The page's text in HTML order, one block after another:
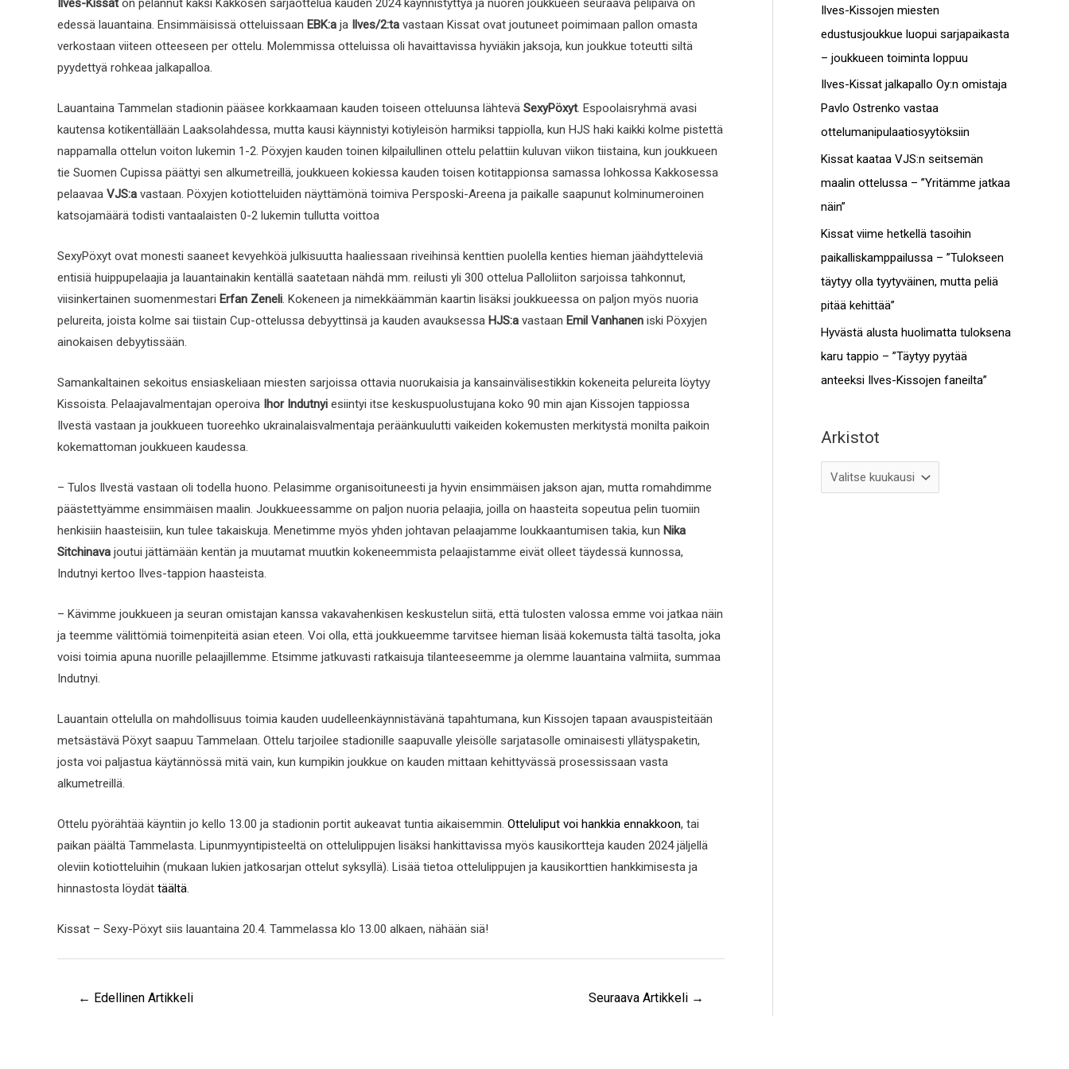
Ilves-Kissaton pelannut kaksi Kakkosen sarjaottelua kauden 2024 käynnistyttyä ja nuoren joukkueen seuraava pelipäivä on
edessä lauantaina. Ensimmäisissä otteluissaan EBK:a ja Ilves/2:ta vastaan Kissat ovat joutuneet poimimaan pallon omasta
verkostaan viiteen otteeseen per ottelu. Molemmissa otteluissa oli havaittavissa hyviäkin jaksoja, kun joukkue toteutti siltä
pyydettyä rohkeaa jalkapalloa.
Lauantaina Tammelan stadionin pääsee korkkaamaan kauden toiseen otteluunsa lähtevä SexyPöxyt. Espoolaisryhmä avasi
kautensa kotikentällään Laaksolahdessa, mutta kausi käynnistyi kotiyleisön harmiksi tappiolla, kun HJS haki kaikki kolme pistettä
nappamalla ottelun voiton lukemin 1-2. Pöxyjen kauden toinen kilpailullinen ottelu pelattiin kuluvan viikon tiistaina, kun joukkueen
tie Suomen Cupissa päättyi sen alkumetreillä, joukkueen kokiessa kauden toisen kotitappionsa samassa lohkossa Kakkosessa
pelaavaa VJS:a vastaan. Pöxyjen kotiotteluiden näyttämönä toimiva Persposki-Areena ja paikalle saapunut kolminumeroinen
katsojamäärä todisti vantaalaisten 0-2 lukemin tullutta voittoa
SexyPöxyt ovat monesti saaneet kevyehköä julkisuutta haaliessaan riveihinsä kenttien puolella kenties hieman jäähdytteleviä
entisiä huippupelaajia ja lauantainakin kentällä saatetaan nähdä mm. reilusti yli 300 ottelua Palloliiton sarjoissa tahkonnut,
viisinkertainen suomenmestari Erfan Zeneli. Kokeneen ja nimekkäämmän kaartin lisäksi joukkueessa on paljon myös nuoria
pelureita, joista kolme sai tiistain Cup-ottelussa debyyttinsä ja kauden avauksessa HJS:a vastaan Emil Vanhanen iski Pöxyjen
ainokaisen debyytissään.
Samankaltainen sekoitus ensiaskeliaan miesten sarjoissa ottavia nuorukaisia ja kansainvälisestikkin kokeneita pelureita löytyy
Kissoista. Pelaajavalmentajan operoiva Ihor Indutnyi esiintyi itse keskuspuolustujana koko 90 min ajan Kissojen tappiossa
Ilvestä vastaan ja joukkueen tuoreehko ukrainalaisvalmentaja peräänkuulutti vaikeiden kokemusten merkitystä monilta paikoin
kokemattoman joukkueen kaudessa.
– Tulos Ilvestä vastaan oli todella huono. Pelasimme organisoituneesti ja hyvin ensimmäisen jakson ajan, mutta romahdimme
päästettyämme ensimmäisen maalin. Joukkueessamme on paljon nuoria pelaajia, joilla on haasteita sopeutua pelin tuomiin
henkisiin haasteisiin, kun tulee takaiskuja. Menetimme myös yhden johtavan pelaajamme loukkaantumisen takia, kun Nika
Sitchinava joutui jättämään kentän ja muutamat muutkin kokeneemmista pelaajistamme eivät olleet täydessä kunnossa,
Indutnyi kertoo Ilves-tappion haasteista.
– Kävimme joukkueen ja seuran omistajan kanssa vakavahenkisen keskustelun siitä, että tulosten valossa emme voi jatkaa näin
ja teemme välittömiä toimenpiteitä asian eteen. Voi olla, että joukkueemme tarvitsee hieman lisää kokemusta tältä tasolta, joka
voisi toimia apuna nuorille pelaajillemme. Etsimme jatkuvasti ratkaisuja tilanteeseemme ja olemme lauantaina valmiita, summaa
Indutnyi.
Lauantain ottelulla on mahdollisuus toimia kauden uudelleenkäynnistävänä tapahtumana, kun Kissojen tapaan avauspisteitään
metsästävä Pöxyt saapuu Tammelaan. Ottelu tarjoilee stadionille saapuvalle yleisölle sarjatasolle ominaisesti yllätyspaketin,
josta voi paljastua käytännössä mitä vain, kun kumpikin joukkue on kauden mittaan kehittyvässä prosessissaan vasta
alkumetreillä.
Ottelu pyörähtää käyntiin jo kello 13.00 ja stadionin portit aukeavat tuntia aikaisemmin. Otteluliput voi hankkia ennakkoon, tai
paikan päältä Tammelasta. Lipunmyyntipisteeltä on ottelulippujen lisäksi hankittavissa myös kausikortteja kauden 2024 jäljellä
oleviin kotiotteluihin (mukaan lukien jatkosarjan ottelut syksyllä). Lisää tietoa ottelulippujen ja kausikorttien hankkimisesta ja
hinnastosta löydät täältä.
Kissat – Sexy-Pöxyt siis lauantaina 20.4. Tammelassa klo 13.00 alkaen, nähään siä!
← Edellinen Artikkeli Seuraava Artikkeli →
c
h
f
o
r
Ilves-Kissojen miesten
edustusjoukkue luopui sarjapaikasta
– joukkueen toiminta loppuu
Ilves-Kissat jalkapallo Oy:n omistaja
Pavlo Ostrenko vastaa
ottelumanipulaatiosyytöksiin
Kissat kaataa VJS:n seitsemän
maalin ottelussa – ”Yritämme jatkaa
näin”
Kissat viime hetkellä tasoihin
paikalliskamppailussa – ”Tulokseen
täytyy olla tyytyväinen, mutta peliä
pitää kehittää”
Hyvästä alusta huolimatta tuloksena
karu tappio – ”Täytyy pyytää
anteeksi Ilves-Kissojen faneilta”
Arkistot
t
o